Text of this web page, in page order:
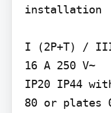
installation
I (2P+T) /
16 A 250 V~
IP20 IP44
80 or plates